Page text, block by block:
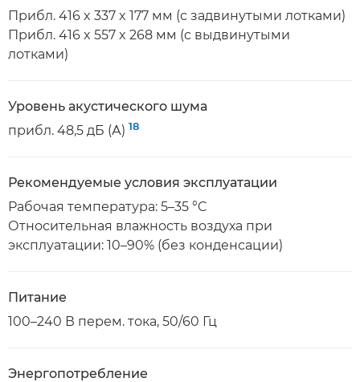
Прибл. 416 x 337 x 177 мм (с задвинутыми лотками)
Прибл. 416 x 557 x 268 мм (с выдвинутыми
лотками)
Уровень акустического шума
прибл. 48,5 дБ (А) 18
Рекомендуемые условия эксплуатации
Рабочая температура: 5–35 °C
Относительная влажность воздуха при
эксплуатации: 10–90% (без конденсации)
Питание
100–240 В перем. тока, 50/60 Гц
Энергопотребление